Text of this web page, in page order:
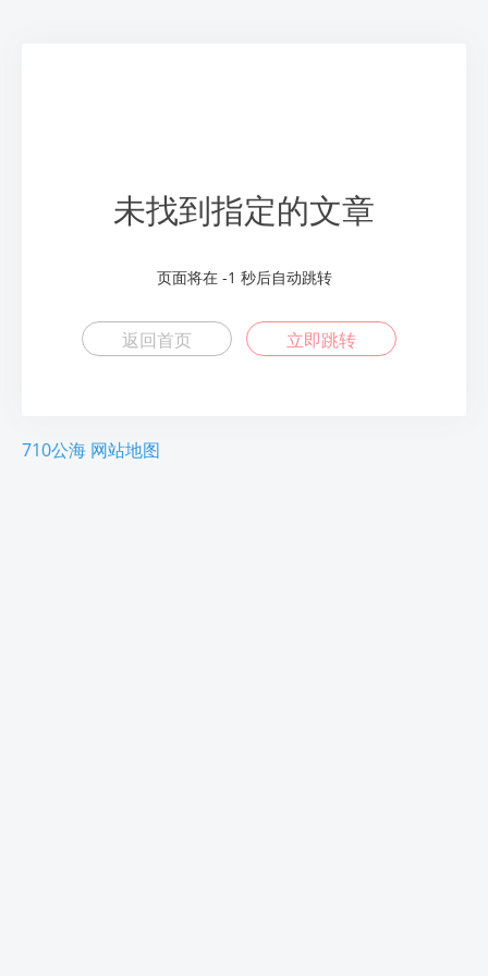
未找到指定的文章
页面将在 -1 秒后自动跳转
返回首页 立即跳转
710公海 网站地图